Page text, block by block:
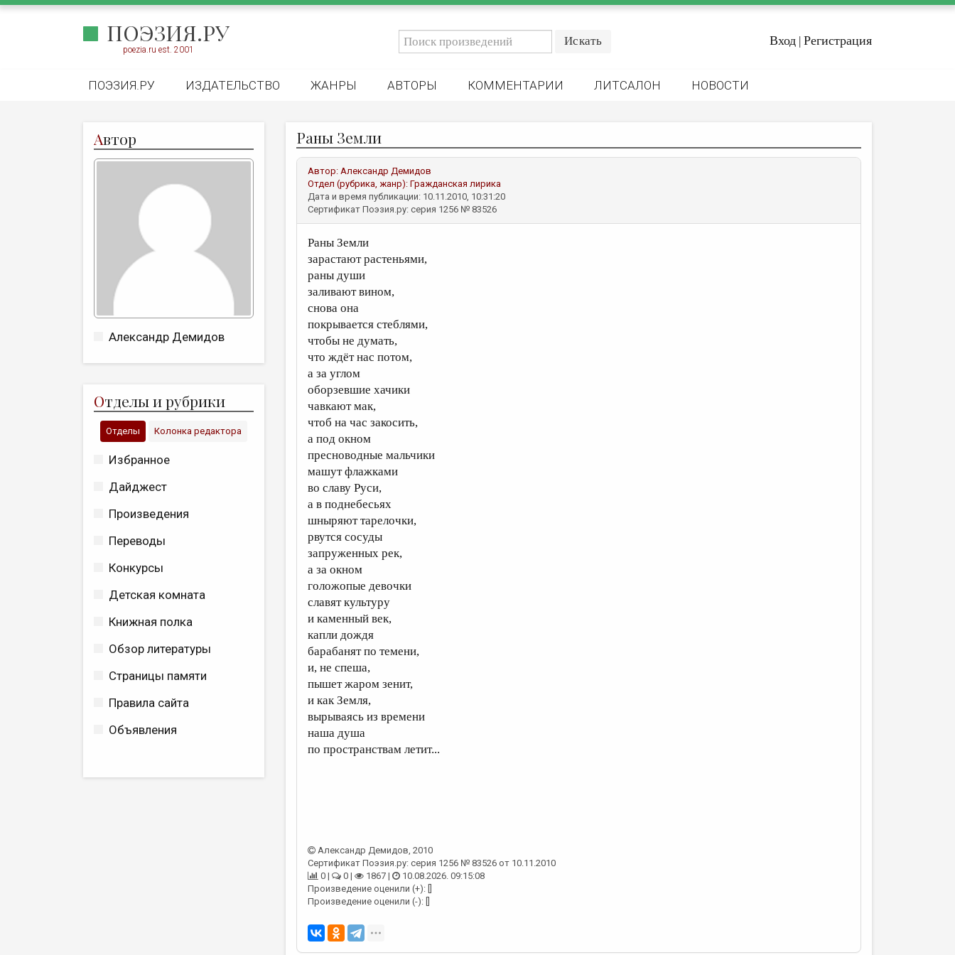
ПОЭЗИЯ.РУ
poezia.ru est. 2001
Вход | Регистрация
ПОЭЗИЯ.РУ ИЗДАТЕЛЬСТВО ЖАНРЫ АВТОРЫ КОММЕНТАРИИ ЛИТСАЛОН НОВОСТИ
Автор
Александр Демидов
Отделы и рубрики
Отделы Колонка редактора
Избранное
Дайджест
Произведения
Переводы
Конкурсы
Детская комната
Книжная полка
Обзор литературы
Страницы памяти
Правила сайта
Объявления
Раны Земли
Автор: Александр Демидов
Отдел (рубрика, жанр): Гражданская лирика
Дата и время публикации: 10.11.2010, 10:31:20
Сертификат Поэзия.ру: серия 1256 № 83526
Раны Земли
зарастают растеньями,
раны души
заливают вином,
снова она
покрывается стеблями,
чтобы не думать,
что ждёт нас потом,
а за углом
оборзевшие хачики
чавкают мак,
чтоб на час закосить,
а под окном
пресноводные мальчики
машут флажками
во славу Руси,
а в поднебесьях
шныряют тарелочки,
рвутся сосуды
запруженных рек,
а за окном
голожопые девочки
славят культуру
и каменный век,
капли дождя
барабанят по темени,
и, не спеша,
пышет жаром зенит,
и как Земля,
вырываясь из времени
наша душа
по пространствам летит...
Александр Демидов, 2010
Сертификат Поэзия.ру: серия 1256 № 83526 от 10.11.2010
0 |
0 | 1867 |
10.08.2026. 09:15:08
Произведение оценили (+): []
Произведение оценили (-): []